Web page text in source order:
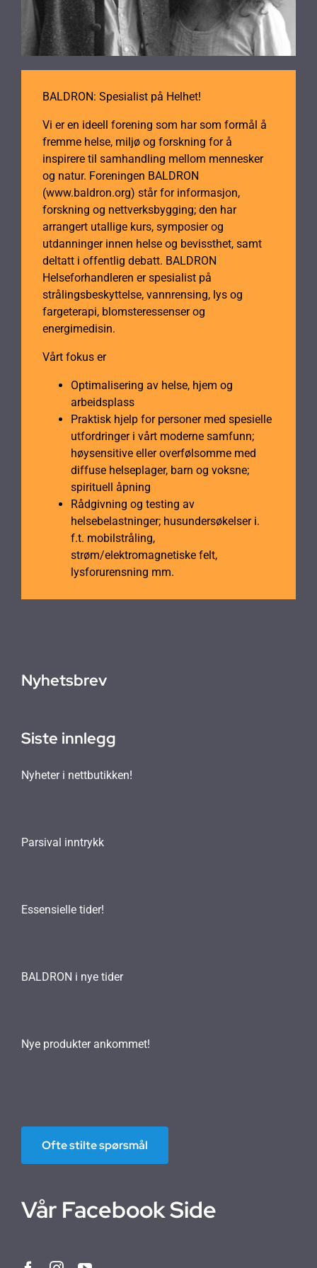
BALDRON: Spesialist på Helhet!
Vi er en ideell forening som har som formål å
fremme helse, miljø og forskning for å
inspirere til samhandling mellom mennesker
og natur. Foreningen BALDRON
(www.baldron.org) står for informasjon,
forskning og nettverksbygging; den har
arrangert utallige kurs, symposier og
utdanninger innen helse og bevissthet, samt
deltatt i offentlig debatt. BALDRON
Helseforhandleren er spesialist på
strålingsbeskyttelse, vannrensing, lys og
fargeterapi, blomsteressenser og
energimedisin.
Vårt fokus er
Optimalisering av helse, hjem og
arbeidsplass
Praktisk hjelp for personer med spesielle
utfordringer i vårt moderne samfunn;
høysensitive eller overfølsomme med
diffuse helseplager, barn og voksne;
spirituell åpning
Rådgivning og testing av
helsebelastninger; husundersøkelser i.
f.t. mobilstråling,
strøm/elektromagnetiske felt,
lysforurensning mm.
Nyhetsbrev
Siste innlegg
Nyheter i nettbutikken!
Parsival inntrykk
Essensielle tider!
BALDRON i nye tider
Nye produkter ankommet!
Ofte stilte spørsmål
Vår Facebook Side